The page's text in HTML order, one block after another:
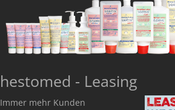
hestomed - Leasing
Immer mehr Kunden